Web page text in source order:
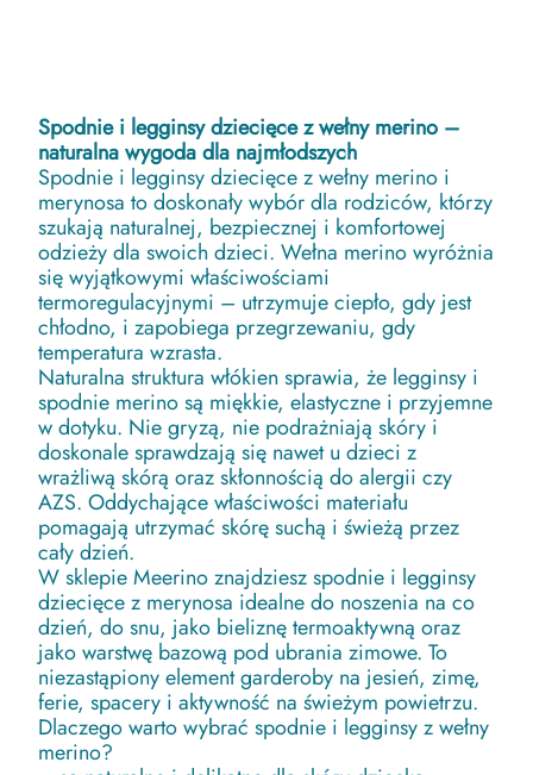
Spodnie i legginsy dziecięce z wełny merino –
naturalna wygoda dla najmłodszych
Spodnie i legginsy dziecięce z wełny merino i
merynosa to doskonały wybór dla rodziców, którzy
szukają naturalnej, bezpiecznej i komfortowej
odzieży dla swoich dzieci. Wełna merino wyróżnia
się wyjątkowymi właściwościami
termoregulacyjnymi – utrzymuje ciepło, gdy jest
chłodno, i zapobiega przegrzewaniu, gdy
temperatura wzrasta.
Naturalna struktura włókien sprawia, że legginsy i
spodnie merino są miękkie, elastyczne i przyjemne
w dotyku. Nie gryzą, nie podrażniają skóry i
doskonale sprawdzają się nawet u dzieci z
wrażliwą skórą oraz skłonnością do alergii czy
AZS. Oddychające właściwości materiału
pomagają utrzymać skórę suchą i świeżą przez
cały dzień.
W sklepie Meerino znajdziesz spodnie i legginsy
dziecięce z merynosa idealne do noszenia na co
dzień, do snu, jako bieliznę termoaktywną oraz
jako warstwę bazową pod ubrania zimowe. To
niezastąpiony element garderoby na jesień, zimę,
ferie, spacery i aktywność na świeżym powietrzu.
Dlaczego warto wybrać spodnie i legginsy z wełny
merino?